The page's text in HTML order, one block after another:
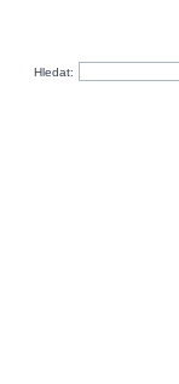
Hledat: